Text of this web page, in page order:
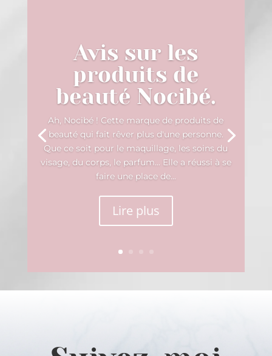
Avis sur les
produits de
beauté Nocibé.
Ah, Nocibé ! Cette marque de produits de
beauté qui fait rêver plus d'une personne.
Que ce soit pour le maquillage, les soins du
visage, du corps, le parfum... Elle a réussi à se
faire une place de...
Lire plus